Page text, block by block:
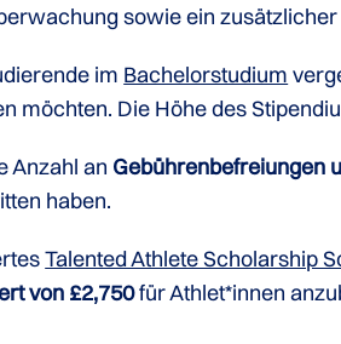
sowie ein
im Bachelorstudium
möchten. Die Höhe des
Anzahl an Gebührenbefreiungen
haben.
Talented Athlete Scholarship
von £2,750für Athlet*innen